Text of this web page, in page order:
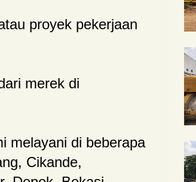
proyek pekerjaan
merek di
melayani di beberapa
Cikande,